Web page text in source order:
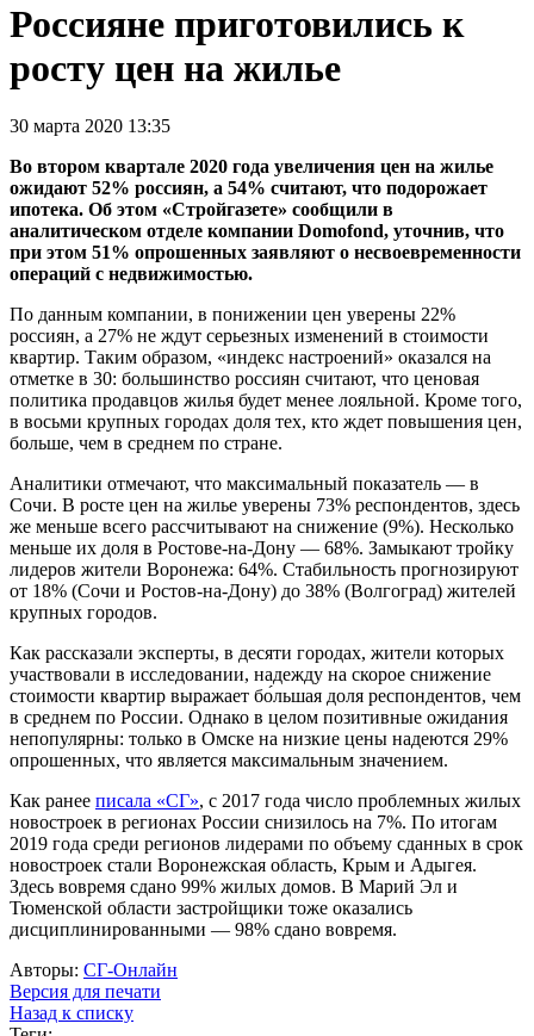
Россияне приготовились к
росту цен на жилье
30 марта 2020 13:35
Во втором квартале 2020 года увеличения цен на жилье
ожидают 52% россиян, а 54% считают, что подорожает
ипотека. Об этом «Стройгазете» сообщили в
аналитическом отделе компании Domofond, уточнив, что
при этом 51% опрошенных заявляют о несвоевременности
операций с недвижимостью.
По данным компании, в понижении цен уверены 22%
россиян, а 27% не ждут серьезных изменений в стоимости
квартир. Таким образом, «индекс настроений» оказался на
отметке в 30: большинство россиян считают, что ценовая
политика продавцов жилья будет менее лояльной. Кроме того,
в восьми крупных городах доля тех, кто ждет повышения цен,
больше, чем в среднем по стране.
Аналитики отмечают, что максимальный показатель — в
Сочи. В росте цен на жилье уверены 73% респондентов, здесь
же меньше всего рассчитывают на снижение (9%). Несколько
меньше их доля в Ростове-на-Дону — 68%. Замыкают тройку
лидеров жители Воронежа: 64%. Стабильность прогнозируют
от 18% (Сочи и Ростов-на-Дону) до 38% (Волгоград) жителей
крупных городов.
Как рассказали эксперты, в десяти городах, жители которых
участвовали в исследовании, надежду на скорое снижение
стоимости квартир выражает бо́льшая доля респондентов, чем
в среднем по России. Однако в целом позитивные ожидания
непопулярны: только в Омске на низкие цены надеются 29%
опрошенных, что является максимальным значением.
Как ранее писала «СГ», с 2017 года число проблемных жилых
новостроек в регионах России снизилось на 7%. По итогам
2019 года среди регионов лидерами по объему сданных в срок
новостроек стали Воронежская область, Крым и Адыгея.
Здесь вовремя сдано 99% жилых домов. В Марий Эл и
Тюменской области застройщики тоже оказались
дисциплинированными — 98% сдано вовремя.
Авторы: СГ-Онлайн
Версия для печати
Назад к списку